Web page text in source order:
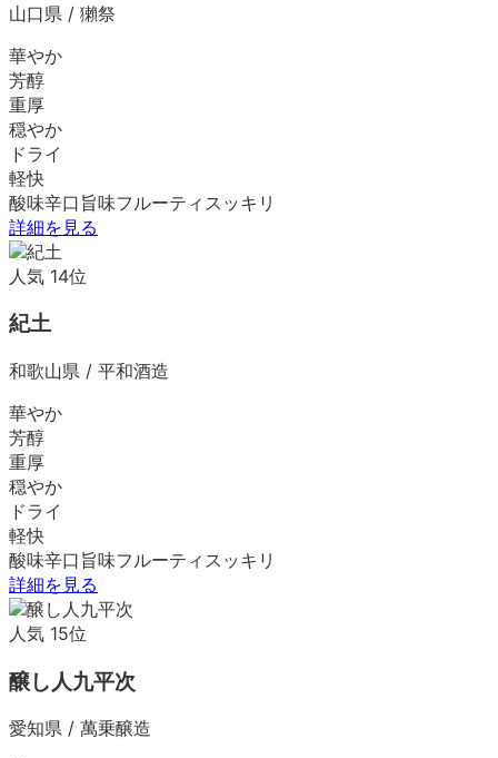
山口県 / 獺祭
華やか
芳醇
重厚
穏やか
ドライ
軽快
酸味辛口 旨味フルーティ スッキリ
詳細を見る
人気 14位
紀土
和歌山県 / 平和酒造
華やか
芳醇
重厚
穏やか
ドライ
軽快
酸味辛口 旨味フルーティ スッキリ
詳細を見る
人気 15位
醸し人九平次
愛知県 / 萬乗醸造